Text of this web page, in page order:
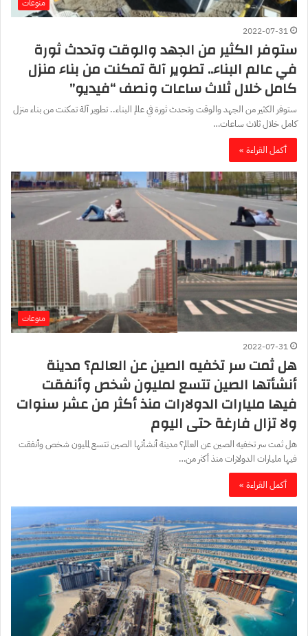
2022-07-31
ستوفر الكثير من الجهد والوقت وتحدث ثورة
في عالم البناء.. تطوير آلة تمكنت من بناء منزل
كامل خلال ثلاث ساعات ونصف “فيديو”
ستوفر الكثير من الجهد والوقت وتحدث ثورة في عالم البناء.. تطوير آلة تمكنت من بناء منزل
كامل خلال ثلاث ساعات…
أكمل القراءة »
منوعات
2022-07-31
هل ثمت سر تخفيه الصين عن العالم؟ مدينة
أنشأتها الصين تتسع لمليون شخص وأنفقت
فيها مليارات الدولارات منذ أكثر من عشر سنوات
ولا تزال فارغة حتى اليوم
هل ثمت سر تخفيه الصين عن العالم؟ مدينة أنشأتها الصين تتسع لمليون شخص وأنفقت
فيها مليارات الدولارات منذ أكثر من…
أكمل القراءة »